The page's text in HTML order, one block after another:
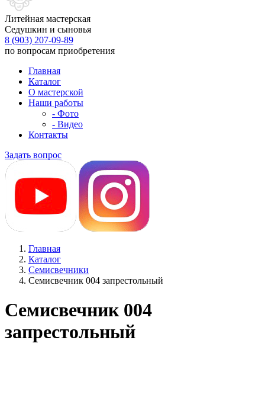
Литейная мастерская
Седушкин и сыновья
8 (903) 207-09-89
по вопросам приобретения
Главная
Каталог
О мастерской
Наши работы
- Фото
- Видео
Контакты
Задать вопрос
Главная
Каталог
Семисвечники
Семисвечник 004 запрестольный
Семисвечник 004
запрестольный